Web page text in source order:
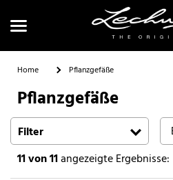
Suchen
Home Pflanzgefäße
Pflanzgefäße
Filter
11von 11angezeigte Ergebnisse: